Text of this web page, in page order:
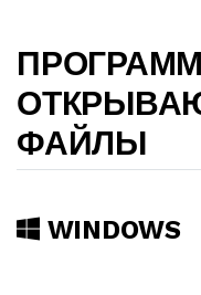
ФАЙЛЫ
WINDOWS